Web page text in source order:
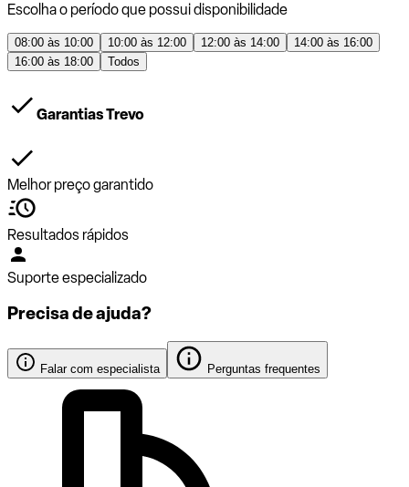
Escolha o período que possui disponibilidade
08:00 às 10:00 10:00 às 12:00 12:00 às 14:00
14:00 às 16:00
16:00 às 18:00
Todos
Garantias Trevo
Melhor preço garantido
Resultados rápidos
Suporte especializado
Precisa de ajuda?
Falar com especialista Perguntas frequentes